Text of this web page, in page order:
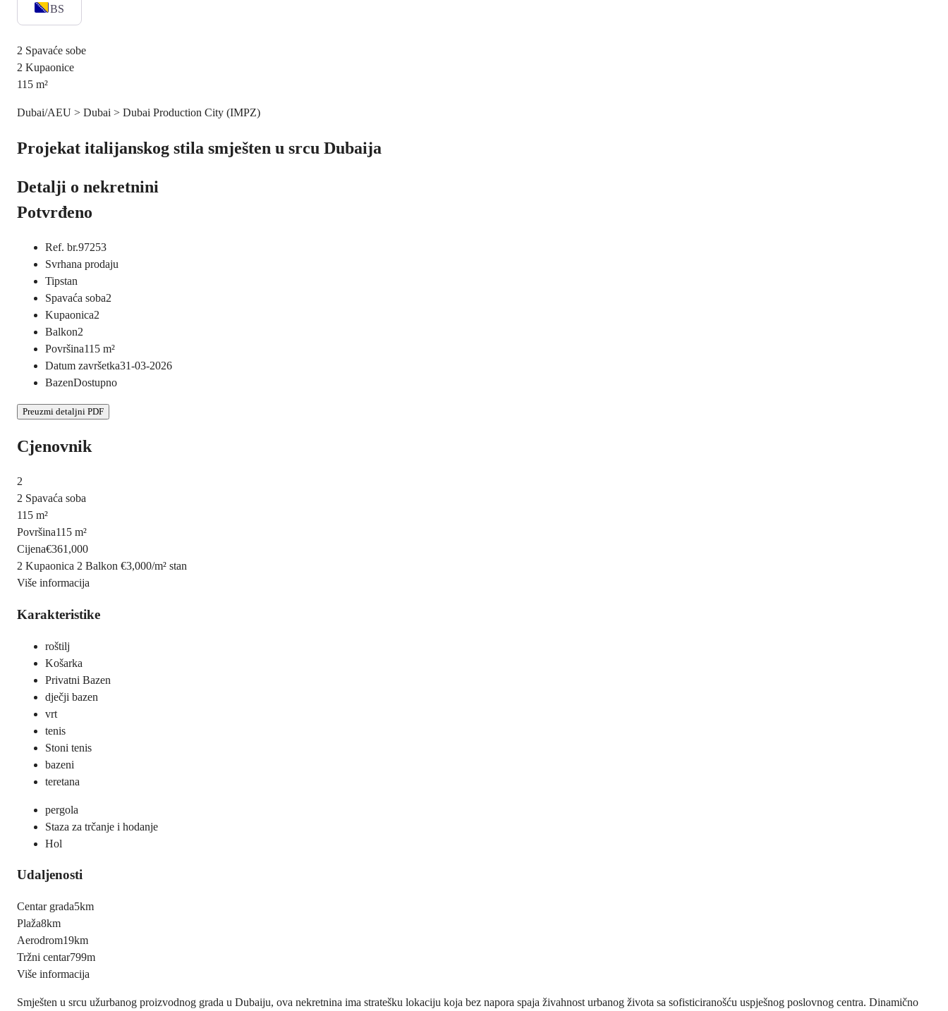
BS
2 Spavaće sobe
2 Kupaonice
115 m²
Dubai/AEU > Dubai > Dubai Production City (IMPZ)
Projekat italijanskog stila smješten u srcu Dubaija
Detalji o nekretnini
Potvrđeno
Ref. br.97253
Svrhana prodaju
Tipstan
Spavaća soba2
Kupaonica2
Balkon2
Površina115 m²
Datum završetka31-03-2026
BazenDostupno
Preuzmi detaljni PDF
Cjenovnik
2
2 Spavaća soba
115 m²
Površina115 m²
Cijena€361,000
2 Kupaonica 2 Balkon €3,000/m² stan
Više informacija
Karakteristike
roštilj
Košarka
Privatni Bazen
dječji bazen
vrt
tenis
Stoni tenis
bazeni
teretana
pergola
Staza za trčanje i hodanje
Hol
Udaljenosti
Centar grada5km
Plaža8km
Aerodrom19km
Tržni centar799m
Više informacija
Smješten u srcu užurbanog proizvodnog grada u Dubaiju, ova nekretnina ima stratešku lokaciju koja bez napora spaja živahnost urbanog života sa sofisticiranošću uspješnog poslovnog centra. Dinamično